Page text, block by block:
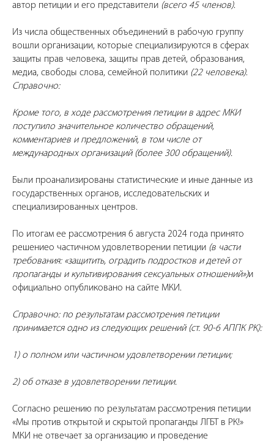
автор петиции и его представители (всего 45 членов).
Из числа общественных объединений в рабочую группу
вошли организации, которые специализируются в сферах
защиты прав человека, защиты прав детей, образования,
медиа, свободы слова, семейной политики (22 человека).
Справочно:
Кроме того, в ходе рассмотрения петиции в адрес МКИ
поступило значительное количество обращений,
комментариев и предложений, в том числе от
международных организаций (более 300 обращений).
Были проанализированы статистические и иные данные из
государственных органов, исследовательских и
специализированных центров.
По итогам ее рассмотрения 6 августа 2024 года принято
решениео частичном удовлетворении петиции (в части
требования: «защитить, оградить подростков и детей от
пропаганды и культивирования сексуальных отношений»)и
официально опубликовано на сайте МКИ.
Справочно: по результатам рассмотрения петиции
принимается одно из следующих решений (ст. 90-6 АППК РК):
1) о полном или частичном удовлетворении петиции;
2) об отказе в удовлетворении петиции.
Согласно решению по результатам рассмотрения петиции
«Мы против открытой и скрытой пропаганды ЛГБТ в РК!»
МКИ не отвечает за организацию и проведение